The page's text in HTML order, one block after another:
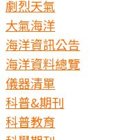
劇烈天氣
大氣海洋
海洋資訊公告
海洋資料總覽
儀器清單
科普&期刊
科普教育